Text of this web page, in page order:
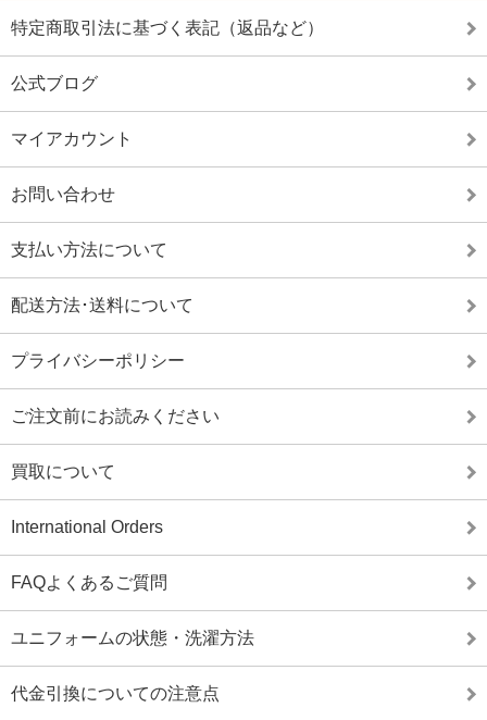
特定商取引法に基づく表記（返品など）
公式ブログ
マイアカウント
お問い合わせ
支払い方法について
配送方法･送料について
プライバシーポリシー
ご注文前にお読みください
買取について
International Orders
FAQよくあるご質問
ユニフォームの状態・洗濯方法
代金引換についての注意点